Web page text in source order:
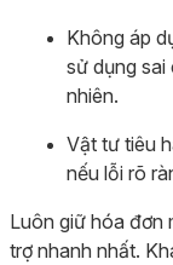
Không áp
sử dụng
nhiên.
Vật tư tiêu
nếu lỗi rõ
Luôn giữ hóa đơn
trợ nhanh nhất.